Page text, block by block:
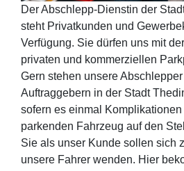
Der Abschlepp-Dienstin der
steht Privatkunden und
Verfügung. Sie dürfen uns mit
privaten und kommerziellen
Gern stehen unsere
Auftraggebern in der Stadt
sofern es einmal
parkenden Fahrzeug auf den
Sie als unser Kunde sollen sich
unsere Fahrer wenden. Hier